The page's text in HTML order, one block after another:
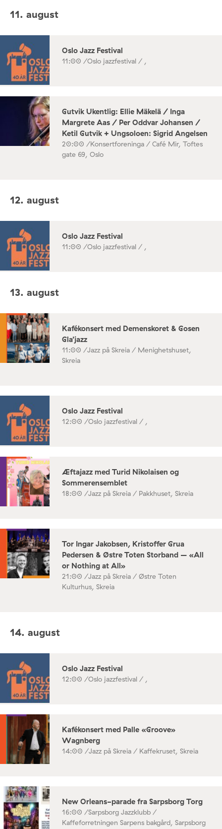
11. august
Oslo Jazz Festival
11:00 /Oslo jazzfestival / ,
Gutvik Ukentlig: Ellie Mäkelä / Inga
Margrete Aas / Per Oddvar Johansen /
Ketil Gutvik + Ungsoloen: Sigrid Angelsen
20:00 /Konsertforeninga / Café Mir, Toftes
gate 69, Oslo
12. august
Oslo Jazz Festival
11:00 /Oslo jazzfestival / ,
13. august
Kafékonsert med Demenskoret & Gosen
Gla’jazz
11:00 /Jazz på Skreia / Menighetshuset,
Skreia
Oslo Jazz Festival
12:00 /Oslo jazzfestival / ,
Æftajazz med Turid Nikolaisen og
Sommerensemblet
18:00 /Jazz på Skreia / Pakkhuset, Skreia
Tor Ingar Jakobsen, Kristoffer Grua
Pedersen & Østre Toten Storband – «All
or Nothing at All»
21:00 /Jazz på Skreia / Østre Toten
Kulturhus, Skreia
14. august
Oslo Jazz Festival
12:00 /Oslo jazzfestival / ,
Kafékonsert med Palle «Groove»
Wagnberg
14:00 /Jazz på Skreia / Kaffekruset, Skreia
New Orleans-parade fra Sarpsborg Torg
16:00 /Sarpsborg Jazzklubb /
Kaffeforretningen Sarpens bakgård, Sarpsborg